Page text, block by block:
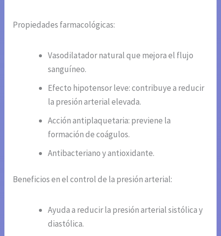
Propiedades farmacológicas:
Vasodilatador natural que mejora el flujo
sanguíneo.
Efecto hipotensor leve: contribuye a reducir
la presión arterial elevada.
Acción antiplaquetaria: previene la
formación de coágulos.
Antibacteriano y antioxidante.
Beneficios en el control de la presión arterial:
Ayuda a reducir la presión arterial sistólica y
diastólica.